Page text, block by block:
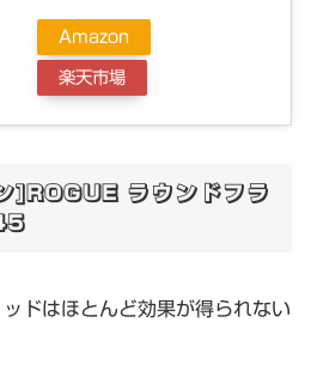
Amazon
楽天市場
]ROGUE ラウンドフラ
ドはほとんど効果が得られない